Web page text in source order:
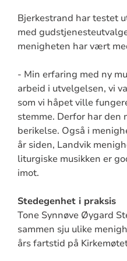
Bjerkestrand har testet
med
menigheten har vært
- Min erfaring med ny
arbeid i utvelgelsen, vi
som vi håpet ville
stemme. Derfor har den
berikelse. Også i
år siden, Landvik
liturgiske musikken er
imot.
Stedegenhet i praksis
Tone Synnøve Øygard
sammen sju ulike
års fartstid på